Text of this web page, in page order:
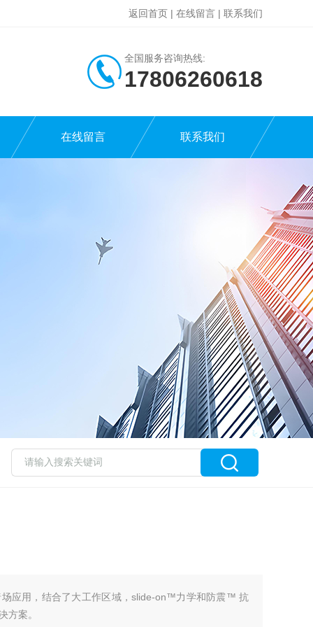
返回首页 | 在线留言 | 联系我们
全国服务咨询热线:
17806260618
在线留言 联系我们
应用，结合了大工作区域，slide-on™力学和防震™ 抗
方案。